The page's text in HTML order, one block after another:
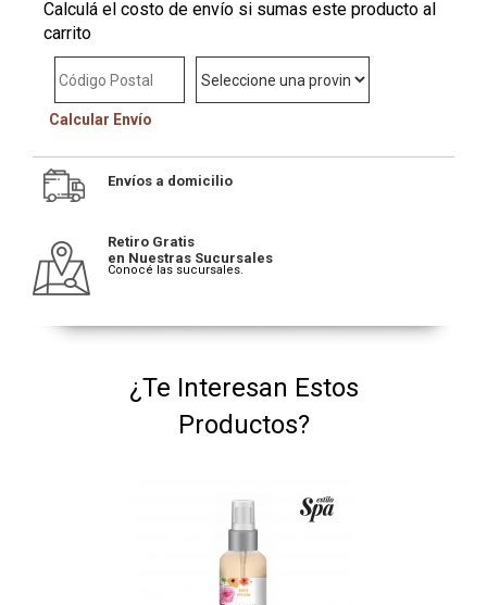
Calculá el costo de envío si sumas este producto al
carrito
Calcular Envío
Envíos a domicilio
Retiro Gratis
en Nuestras Sucursales
Conocé las sucursales.
¿Te Interesan Estos
Productos?